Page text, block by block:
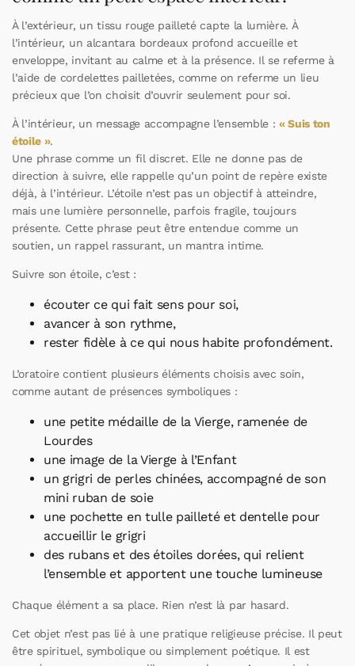
À l’extérieur, un tissu rouge pailleté capte la lumière. À
l’intérieur, un alcantara bordeaux profond accueille et
enveloppe, invitant au calme et à la présence. Il se referme à
l’aide de cordelettes pailletées, comme on referme un lieu
précieux que l’on choisit d’ouvrir seulement pour soi.
À l’intérieur, un message accompagne l’ensemble : « Suis ton
étoile ».
Une phrase comme un fil discret. Elle ne donne pas de
direction à suivre, elle rappelle qu’un point de repère existe
déjà, à l’intérieur. L’étoile n’est pas un objectif à atteindre,
mais une lumière personnelle, parfois fragile, toujours
présente. Cette phrase peut être entendue comme un
soutien, un rappel rassurant, un mantra intime.
Suivre son étoile, c’est :
écouter ce qui fait sens pour soi,
avancer à son rythme,
rester fidèle à ce qui nous habite profondément.
L’oratoire contient plusieurs éléments choisis avec soin,
comme autant de présences symboliques :
une petite médaille de la Vierge, ramenée de
Lourdes
une image de la Vierge à l’Enfant
un grigri de perles chinées, accompagné de son
mini ruban de soie
une pochette en tulle pailleté et dentelle pour
accueillir le grigri
des rubans et des étoiles dorées, qui relient
l’ensemble et apportent une touche lumineuse
Chaque élément a sa place. Rien n’est là par hasard.
Cet objet n’est pas lié à une pratique religieuse précise. Il peut
être spirituel, symbolique ou simplement poétique. Il est